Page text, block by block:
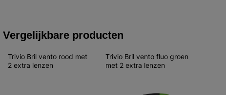
Vergelijkbare producten
Trivio Bril vento rood met
2 extra lenzen
Trivio Bril vento fluo groen
met 2 extra lenzen